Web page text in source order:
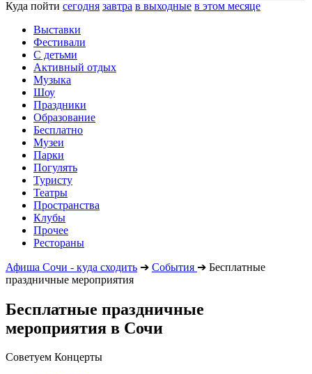
Куда пойти сегодня завтра в выходные в этом месяце
Выставки
Фестивали
С детьми
Активный отдых
Музыка
Шоу
Праздники
Образование
Бесплатно
Музеи
Парки
Погулять
Туристу
Театры
Пространства
Клубы
Прочее
Рестораны
Афиша Сочи - куда сходить ➔ События ➔ Бесплатные
праздничные мероприятия
Бесплатные праздничные
мероприятия в Сочи
Советуем Концерты